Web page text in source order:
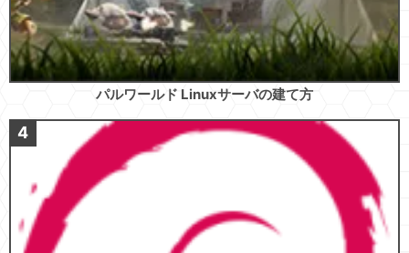
パルワールド Linuxサーバの建て方